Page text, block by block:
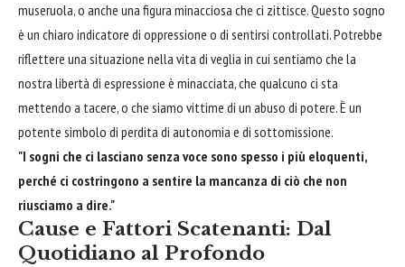
museruola, o anche una figura minacciosa che ci zittisce. Questo sogno
è un chiaro indicatore di oppressione o di sentirsi controllati. Potrebbe
riflettere una situazione nella vita di veglia in cui sentiamo che la
nostra libertà di espressione è minacciata, che qualcuno ci sta
mettendo a tacere, o che siamo vittime di un abuso di potere. È un
potente simbolo di perdita di autonomia e di sottomissione.
"I sogni che ci lasciano senza voce sono spesso i più eloquenti,
perché ci costringono a sentire la mancanza di ciò che non
riusciamo a dire."
Cause e Fattori Scatenanti: Dal
Quotidiano al Profondo